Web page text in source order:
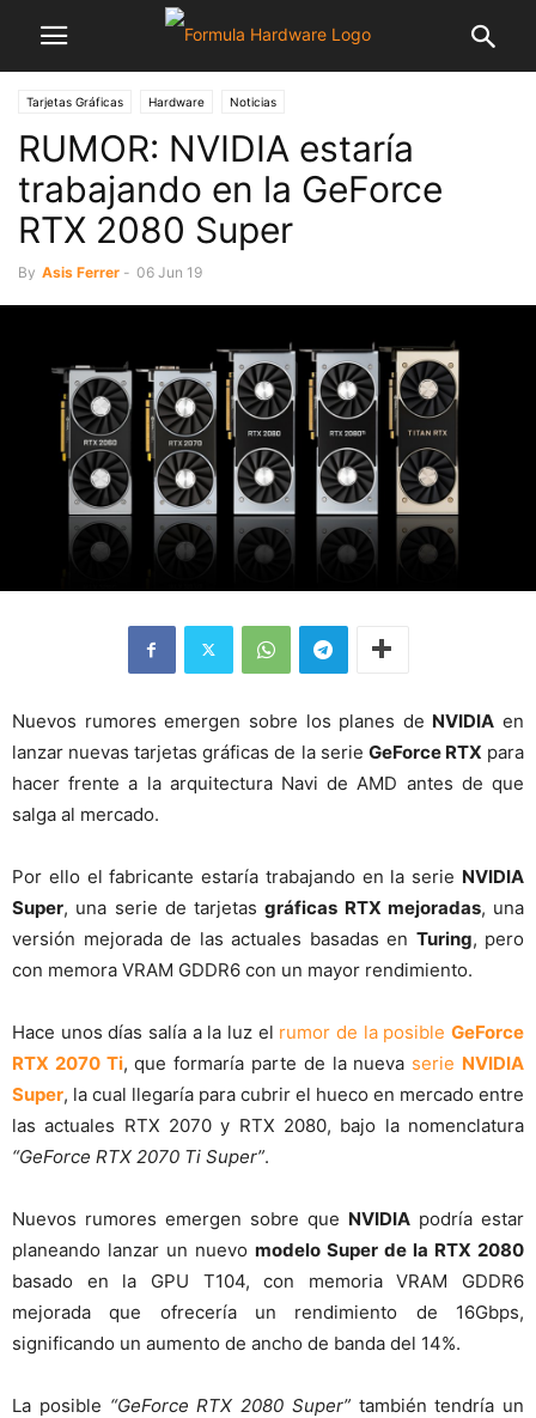
Tarjetas Gráficas Hardware Noticias
RUMOR: NVIDIA estaría
trabajando en la GeForce
RTX 2080 Super
By Asis Ferrer - 06 Jun 19
Nuevos rumores emergen sobre los planes de NVIDIA en
lanzar nuevas tarjetas gráficas de la serie GeForce RTX para
hacer frente a la arquitectura Navi de AMD antes de que
salga al mercado.
Por ello el fabricante estaría trabajando en la serie NVIDIA
Super, una serie de tarjetasgráficas RTX mejoradas, una
versión mejorada de las actuales basadas en Turing, pero
con memora VRAM GDDR6 con un mayor rendimiento.
Hace unos días salía a la luz el rumor de la posibleGeForce
RTX 2070 Ti, que formaría parte de la nueva serie NVIDIA
Super, la cual llegaría para cubrir el hueco en mercado entre
las actuales RTX 2070 y RTX 2080, bajo la nomenclatura
“GeForce RTX 2070 Ti Super”.
Nuevos rumores emergen sobre que NVIDIA podría estar
planeando lanzar un nuevo modelo Super de la RTX 2080
basado en la GPU T104, con memoria VRAM GDDR6
mejorada que ofrecería un rendimiento de 16Gbps,
significando un aumento de ancho de banda del 14%.
La posible “GeForce RTX 2080 Super”también tendría un